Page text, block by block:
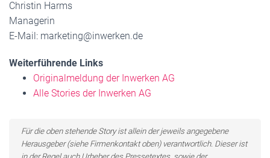
Christin Harms
Managerin
E-Mail: marketing@inwerken.de
Weiterführende Links
Originalmeldung der Inwerken AG
Alle Stories der Inwerken AG
Für die oben stehende Story ist allein der jeweils angegebene
Herausgeber (siehe Firmenkontakt oben) verantwortlich. Dieser ist